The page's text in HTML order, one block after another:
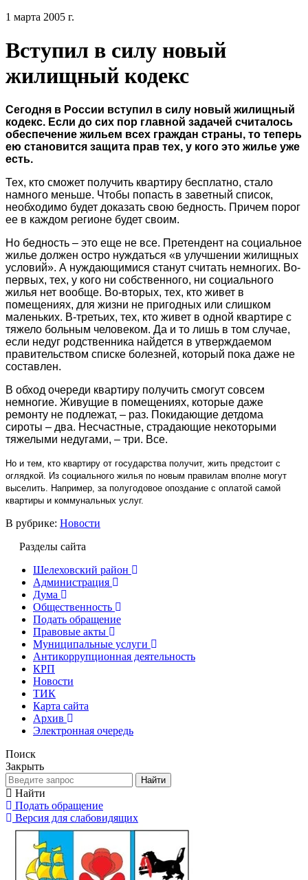
1 марта 2005 г.
Вступил в силу новый
жилищный кодекс
Сегодня в России вступил в силу новый жилищный
кодекс. Если до сих пор главной задачей считалось
обеспечение жильем всех граждан страны, то теперь
ею становится защита прав тех, у кого это жилье уже
есть.
Тех, кто сможет получить квартиру бесплатно, стало
намного меньше. Чтобы попасть в заветный список,
необходимо будет доказать свою бедность. Причем порог
ее в каждом регионе будет своим.
Но бедность – это еще не все. Претендент на социальное
жилье должен остро нуждаться «в улучшении жилищных
условий». А нуждающимися станут считать немногих. Во-
первых, тех, у кого ни собственного, ни социального
жилья нет вообще. Во-вторых, тех, кто живет в
помещениях, для жизни не пригодных или слишком
маленьких. В-третьих, тех, кто живет в одной квартире с
тяжело больным человеком. Да и то лишь в том случае,
если недуг родственника найдется в утверждаемом
правительством списке болезней, который пока даже не
составлен.
В обход очереди квартиру получить смогут совсем
немногие. Живущие в помещениях, которые даже
ремонту не подлежат, – раз. Покидающие детдома
сироты – два. Несчастные, страдающие некоторыми
тяжелыми недугами, – три. Все.
Но и тем, кто квартиру от государства получит, жить предстоит с
оглядкой. Из социального жилья по новым правилам вполне могут
выселить. Например, за полугодовое опоздание с оплатой самой
квартиры и коммунальных услуг.
В рубрике: Новости
Разделы сайта
Шелеховский район
Администрация
Дума
Общественность
Подать обращение
Правовые акты
Муниципальные услуги
Антикоррупционная деятельность
КРП
Новости
ТИК
Карта сайта
Архив
Электронная очередь
Поиск
Закрыть
Найти
Найти
Подать обращение
Версия для слабовидящих